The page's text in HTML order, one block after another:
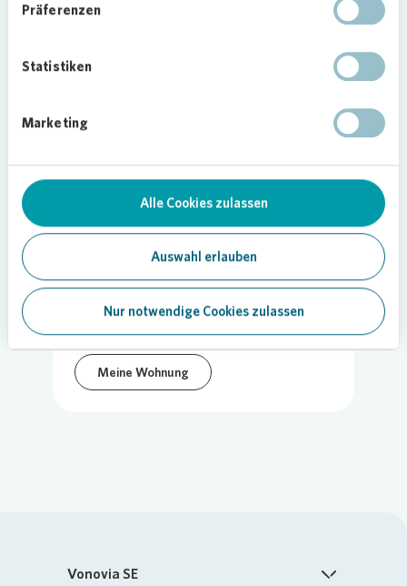
Präferenzen
Statistiken
Marketing
Alle Cookies zulassen
Auswahl erlauben
Nur notwendige Cookies zulassen
Das Pilotprojekt in der Carl-Benz-Straße in Mainz
28.06.2021
Klimaschutz
Meine Wohnung
Vonovia SE